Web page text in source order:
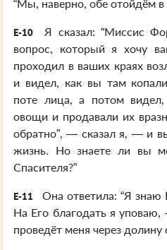
“Мы, наверно, обе отойдём
E-10
Я сказал: “Миссис
вопрос, который я хочу
проходил в ваших краях
и видел, как вы там
поте лица, а потом
овощи и продавали их
обратно”, — сказал я, — и
жизнь. Но знаете ли вы
Спасителя?”
E-11
Она ответила: “Я знаю
На Его благодать я
проведёт меня через долину